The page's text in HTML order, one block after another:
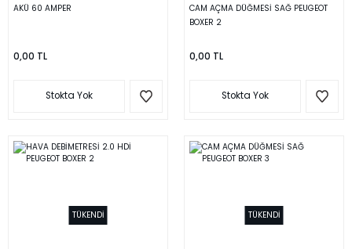
AKÜ 60 AMPER
0,00 TL
Stokta Yok
CAM AÇMA DÜĞMESİ SAĞ PEUGEOT
BOXER 2
0,00 TL
Stokta Yok
TÜKENDİ TÜKENDİ